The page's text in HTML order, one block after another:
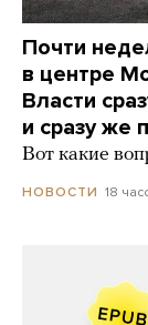
Почти
в центре
Власти
и сразу же
Вот какие
НОВОСТИ 18